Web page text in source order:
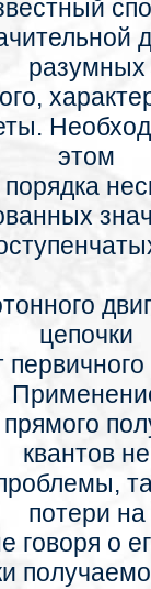
разумных
этом
цепочки
квантов не
потери на
о